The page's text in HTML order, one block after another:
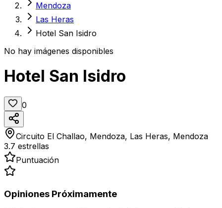
Mendoza
Las Heras
Hotel San Isidro
No hay imágenes disponibles
Hotel San Isidro
0
Circuito El Challao, Mendoza, Las Heras, Mendoza
3.7 estrellas
Puntuación
Opiniones Próximamente